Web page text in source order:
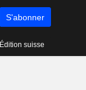
S'abonner
Édition suisse